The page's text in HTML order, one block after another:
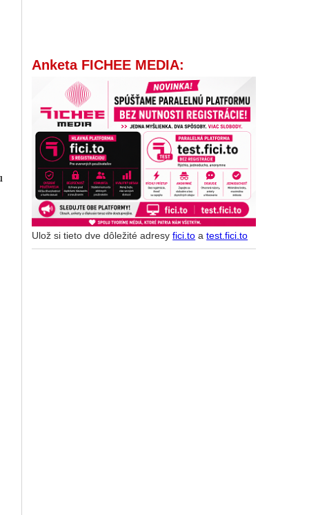
Anketa FICHEE MEDIA:
Ulož si tieto dve dôležité adresyfici.to atest.fici.to